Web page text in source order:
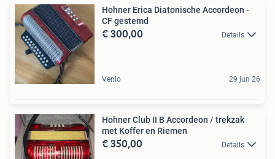
Hohner Erica Diatonische Accordeon -
CF gestemd
€ 300,00 Details
Venlo 29 jun 26
Hohner Club II B Accordeon / trekzak
met Koffer en Riemen
€ 350,00 Details